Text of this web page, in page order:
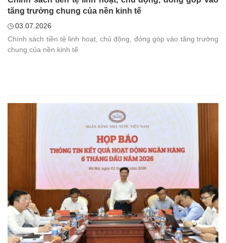
tăng trưởng chung của nền kinh tế
03.07.2026
Chính sách tiền tệ linh hoạt, chủ động, đóng góp vào tăng trưởng
chung của nền kinh tế